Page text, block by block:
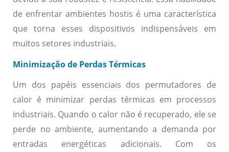
de enfrentar ambientes hostis é uma característica
que torna esses dispositivos indispensáveis em
muitos setores industriais.
Minimização de Perdas Térmicas
Um dos papéis essenciais dos permutadores de
calor é minimizar perdas térmicas em processos
industriais. Quando o calor não é recuperado, ele se
perde no ambiente, aumentando a demanda por
entradas energéticas adicionais. Com os